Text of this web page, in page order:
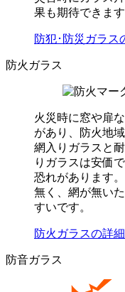
果も期待できます
防犯･防災ガラス
防火ガラス
火災時に窓や扉
があり、防火地
網入りガラスと
りガラスは安価
恐れがあります
無く、網が無い
すいです。
防火ガラスの詳
防音ガラス